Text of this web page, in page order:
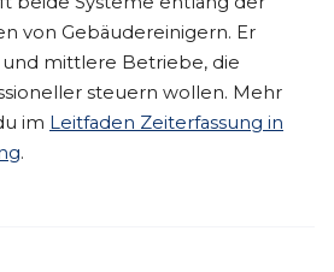
von Gebäudereinigern. Er
und mittlere Betriebe, die
steuern wollen. Mehr
im Leitfaden Zeiterfassung in
.